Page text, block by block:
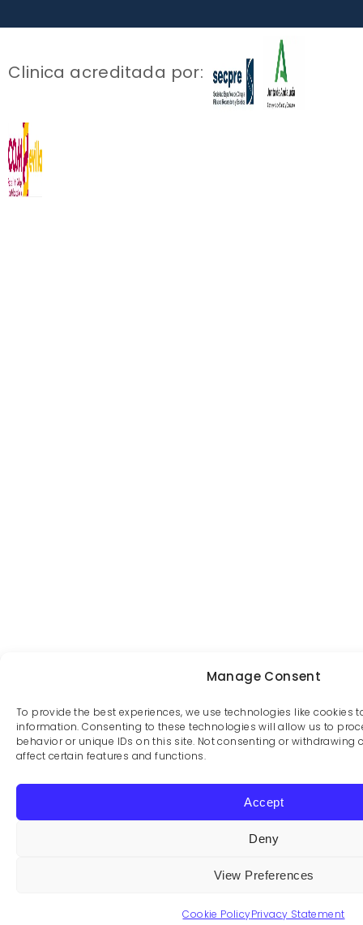
Manage Consent
To provide the best experiences, we use technologies like cookies
information. Consenting to these technologies will allow us to
behavior or unique IDs on this site. Not consenting or withdrawing
affect certain features and functions.
Accept
Deny
View Preferences
Cookie PolicyPrivacy Statement
Clinica acreditada por: